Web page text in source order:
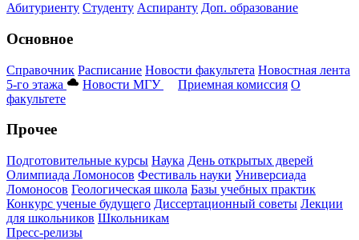
Абитуриенту Студенту Аспиранту Доп. образование
Основное
Справочник Расписание Новости факультета Новостная лента
5-го этажа
Новости МГУ Приемная комиссия О
факультете
Прочее
Подготовительные курсы Наука День открытых дверей
Олимпиада Ломоносов Фестиваль науки Универсиада
Ломоносов Геологическая школа Базы учебных практик
Конкурс ученые будущего Диссертационный советы Лекции
для школьников Школьникам
Пресс-релизы